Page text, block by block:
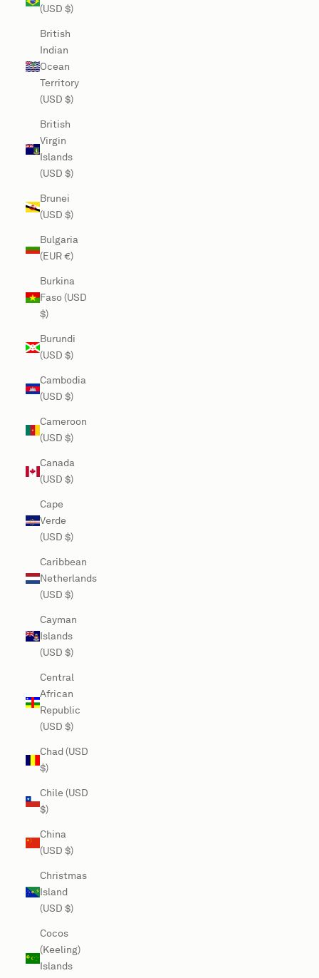
(USD $)
British
Indian
Ocean
Territory
(USD $)
British
Virgin
Islands
(USD $)
Brunei
(USD $)
Bulgaria
(EUR €)
Burkina
Faso (USD
$)
Burundi
(USD $)
Cambodia
(USD $)
Cameroon
(USD $)
Canada
(USD $)
Cape
Verde
(USD $)
Caribbean
Netherlands
(USD $)
Cayman
Islands
(USD $)
Central
African
Republic
(USD $)
Chad (USD
$)
Chile (USD
$)
China
(USD $)
Christmas
Island
(USD $)
Cocos
(Keeling)
Islands